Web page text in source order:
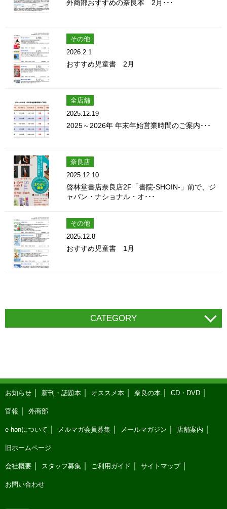
外商部おすすめの奈良本 2月･･･
その他
2026.2.1
おすすめ児童書 2月
全店舗
2025.12.19
2025～2026年 年末年始営業時間のご案内･･･
奈良店
2025.12.10
啓林堂書店奈良店2F「書院-SHOIN-」前で、ジ
ャパン・ナショナル・オ･･･
その他
2025.12.8
おすすめ児童書 1月
CATEGORY
お知らせ 新刊・話題本 オススメ本 奈良の本 CD・DVD
官報 外商部
e-honについて メルマガ会員募集 メールマガジン 店舗案内
旧ホームページ
会社概要 スタッフ募集 ご利用ガイド サイトマップ
お問い合わせ